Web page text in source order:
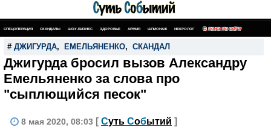
СПЕЦОПЕРАЦИЯ СКАНДАЛЫ ШОУ-БИЗНЕС ЗДОРОВЬЕ АРМИЯ ШПИОНАЖ НЕКРОЛОГ ПОИСК ПО САЙТУ
# ДЖИГУРДА, ЕМЕЛЬЯНЕНКО, СКАНДАЛ
Джигурда бросил вызов Александру
Емельяненко за слова про
"сыплющийся песок"
8 мая 2020, 08:03 [ Суть Событий ]